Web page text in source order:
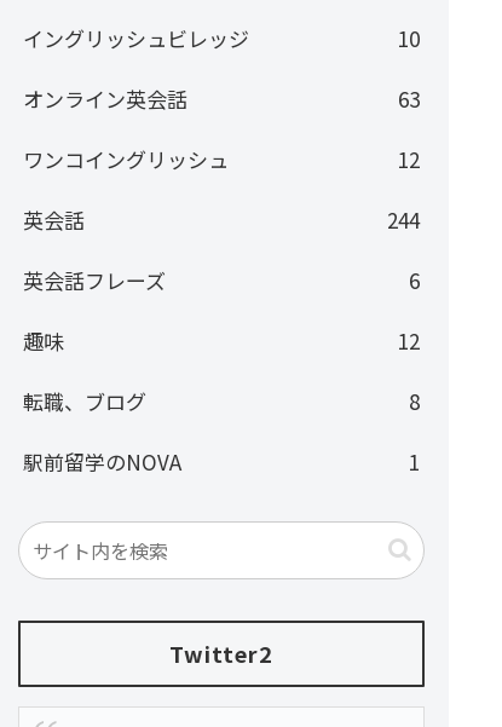
イングリッシュビレッジ
10
オンライン英会話
63
ワンコイングリッシュ
12
英会話
244
英会話フレーズ
6
趣味
12
転職、ブログ
8
駅前留学のNOVA
1
Twitter2